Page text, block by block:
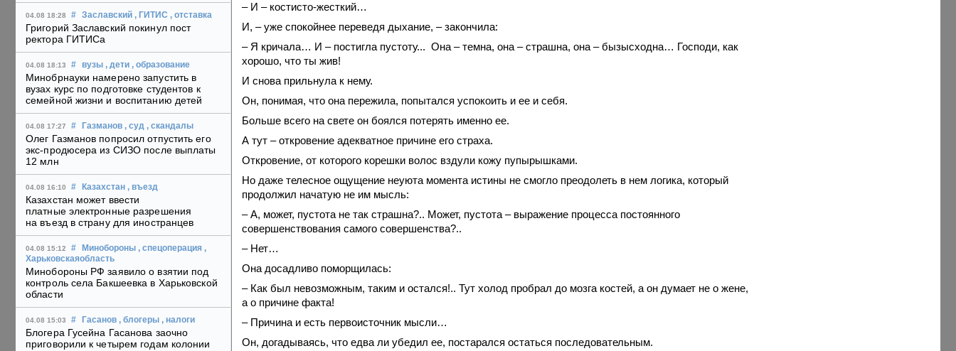
04.08 18:28 # Заславский , ГИТИС , отставка
Григорий Заславский покинул пост
ректора ГИТИСа
04.08 18:13 # вузы , дети , образование
Минобрнауки намерено запустить в
вузах курс по подготовке студентов к
семейной жизни и воспитанию детей
04.08 17:27 # Газманов , суд , скандалы
Олег Газманов попросил отпустить его
экс-продюсера из СИЗО после выплаты
12 млн
04.08 16:10 # Казахстан , въезд
Казахстан может ввести
платные электронные разрешения
на въезд в страну для иностранцев
04.08 15:12 # Минобороны , спецоперация ,
Харьковскаяобласть
Минобороны РФ заявило о взятии под
контроль села Бакшеевка в Харьковской
области
04.08 15:03 # Гасанов , блогеры , налоги
Блогера Гусейна Гасанова заочно
приговорили к четырем годам колонии
– И – костисто-жесткий…
И, – уже спокойнее переведя дыхание, – закончила:
– Я кричала… И – постигла пустоту... Она – темна, она – страшна, она – бызысходна… Господи, как
хорошо, что ты жив!
И снова прильнула к нему.
Он, понимая, что она пережила, попытался успокоить и ее и себя.
Больше всего на свете он боялся потерять именно ее.
А тут – откровение адекватное причине его страха.
Откровение, от которого корешки волос вздули кожу пупырышками.
Но даже телесное ощущение неуюта момента истины не смогло преодолеть в нем логика, который
продолжил начатую не им мысль:
– А, может, пустота не так страшна?.. Может, пустота – выражение процесса постоянного
совершенствования самого совершенства?..
– Нет…
Она досадливо поморщилась:
– Как был невозможным, таким и остался!.. Тут холод пробрал до мозга костей, а он думает не о жене,
а о причине факта!
– Причина и есть первоисточник мысли…
Он, догадываясь, что едва ли убедил ее, постарался остаться последовательным.